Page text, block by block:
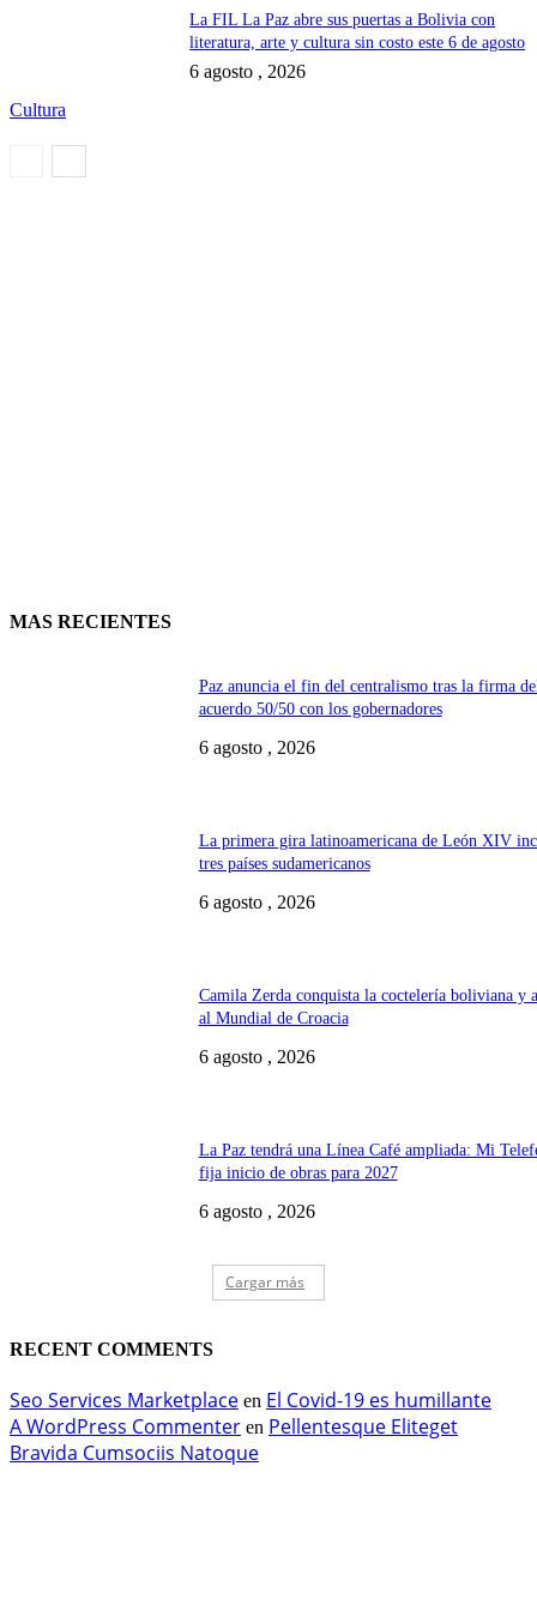
Cultura
La FIL La Paz abre sus puertas a Bolivia con
literatura, arte y cultura sin costo este 6 de agosto
6 agosto , 2026
MAS RECIENTES
Paz anuncia el fin del centralismo tras la firma
acuerdo 50/50 con los gobernadores
6 agosto , 2026
La primera gira latinoamericana de León XIV
tres países sudamericanos
6 agosto , 2026
Camila Zerda conquista la coctelería boliviana y
al Mundial de Croacia
6 agosto , 2026
La Paz tendrá una Línea Café ampliada: Mi
fija inicio de obras para 2027
6 agosto , 2026
Cargar más
RECENT COMMENTS
Seo Services Marketplace en El Covid-19 es humillante
A WordPress Commenter en Pellentesque Eliteget
Bravida Cumsociis Natoque